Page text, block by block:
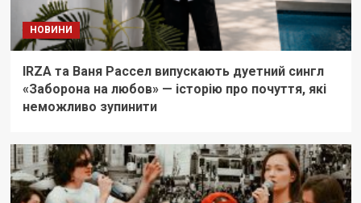
НОВИНИ
IRZA та Ваня Рассел випускають дуетний сингл
«Заборона на любов» — історію про почуття, які
неможливо зупинити